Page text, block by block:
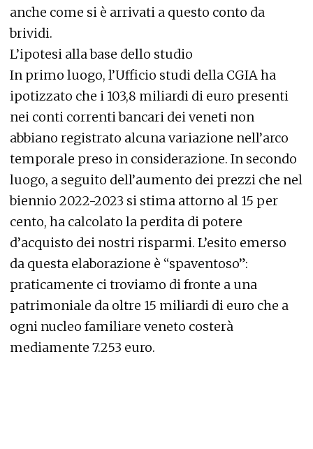
anche come si è arrivati a questo conto da
brividi.
L’ipotesi alla base dello studio
In primo luogo, l’Ufficio studi della CGIA ha
ipotizzato che i 103,8 miliardi di euro presenti
nei conti correnti bancari dei veneti non
abbiano registrato alcuna variazione nell’arco
temporale preso in considerazione. In secondo
luogo, a seguito dell’aumento dei prezzi che nel
biennio 2022-2023 si stima attorno al 15 per
cento, ha calcolato la perdita di potere
d’acquisto dei nostri risparmi. L’esito emerso
da questa elaborazione è “spaventoso”:
praticamente ci troviamo di fronte a una
patrimoniale da oltre 15 miliardi di euro che a
ogni nucleo familiare veneto costerà
mediamente 7.253 euro.